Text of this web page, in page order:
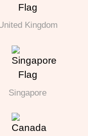
Kingdom
Singapore